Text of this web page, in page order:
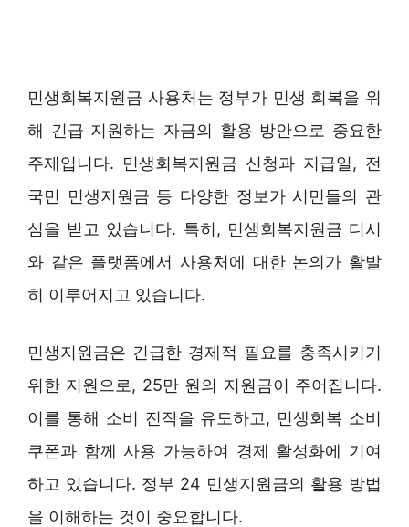
민생회복지원금 사용처는 정부가 민생 회복을 위
해 긴급 지원하는 자금의 활용 방안으로 중요한
주제입니다. 민생회복지원금 신청과 지급일, 전
국민 민생지원금 등 다양한 정보가 시민들의 관
심을 받고 있습니다. 특히, 민생회복지원금 디시
와 같은 플랫폼에서 사용처에 대한 논의가 활발
히 이루어지고 있습니다.
민생지원금은 긴급한 경제적 필요를 충족시키기
위한 지원으로, 25만 원의 지원금이 주어집니다.
이를 통해 소비 진작을 유도하고, 민생회복 소비
쿠폰과 함께 사용 가능하여 경제 활성화에 기여
하고 있습니다. 정부 24 민생지원금의 활용 방법
을 이해하는 것이 중요합니다.